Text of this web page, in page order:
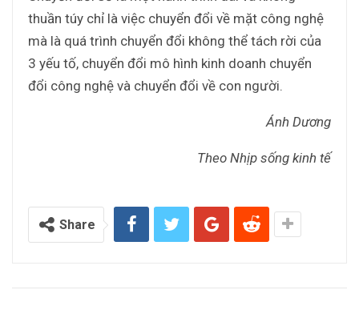
thuần túy chỉ là việc chuyển đổi về mặt công nghệ
mà là quá trình chuyển đổi không thể tách rời của
3 yếu tố, chuyển đổi mô hình kinh doanh chuyển
đổi công nghệ và chuyển đổi về con người.
Ánh Dương
Theo Nhịp sống kinh tế
Share